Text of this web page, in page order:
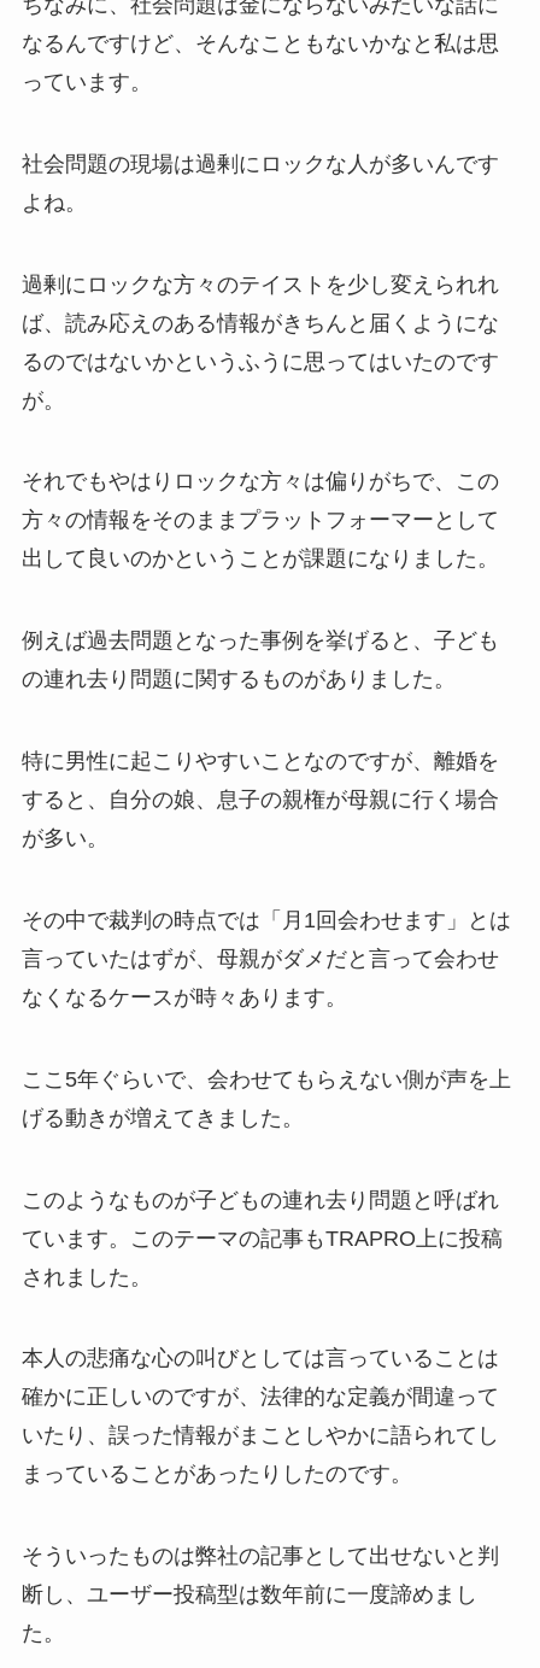
なるんですけど、そんなこともないかなと私は思
っています。
社会問題の現場は過剰にロックな人が多いんです
よね。
過剰にロックな方々のテイストを少し変えられれ
ば、読み応えのある情報がきちんと届くようにな
るのではないかというふうに思ってはいたのです
が。
それでもやはりロックな方々は偏りがちで、この
方々の情報をそのままプラットフォーマーとして
出して良いのかということが課題になりました。
例えば過去問題となった事例を挙げると、子ども
の連れ去り問題に関するものがありました。
特に男性に起こりやすいことなのですが、離婚を
すると、自分の娘、息子の親権が母親に行く場合
が多い。
その中で裁判の時点では「月1回会わせます」とは
言っていたはずが、母親がダメだと言って会わせ
なくなるケースが時々あります。
ここ5年ぐらいで、会わせてもらえない側が声を上
げる動きが増えてきました。
このようなものが子どもの連れ去り問題と呼ばれ
ています。このテーマの記事もTRAPRO上に投稿
されました。
本人の悲痛な心の叫びとしては言っていることは
確かに正しいのですが、法律的な定義が間違って
いたり、誤った情報がまことしやかに語られてし
まっていることがあったりしたのです。
そういったものは弊社の記事として出せないと判
断し、ユーザー投稿型は数年前に一度諦めまし
た。